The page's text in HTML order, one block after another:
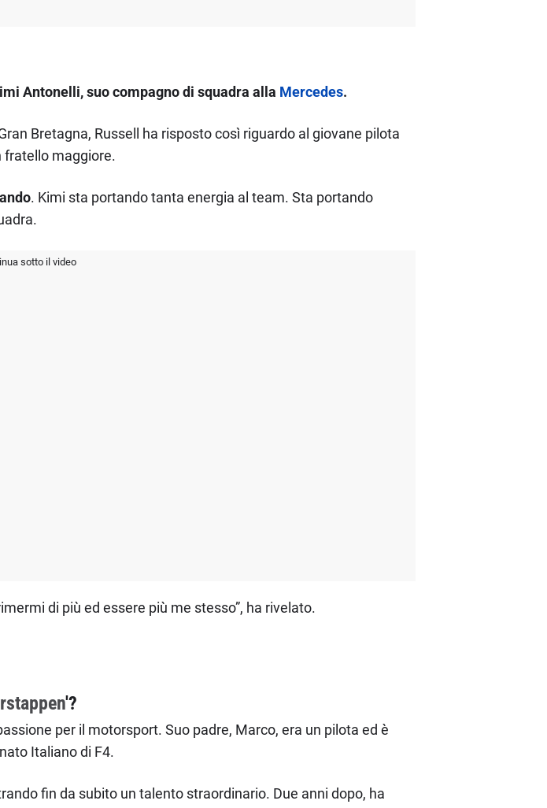
Antonelli, suo compagno di squadra alla Mercedes.
Bretagna, Russell ha risposto così riguardo al giovane pilota
fratello maggiore.
. Kimi sta portando tanta energia al team. Sta portando
sotto il video
di più ed essere più me stesso”, ha rivelato.
'?
per il motorsport. Suo padre, Marco, era un pilota ed è
Italiano di F4.
fin da subito un talento straordinario. Due anni dopo, ha